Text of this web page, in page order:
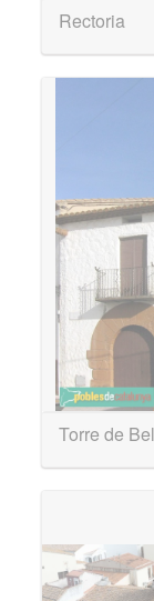
Rectoria
Torre de